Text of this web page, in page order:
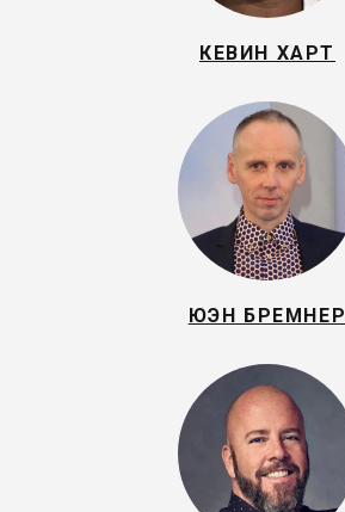
КЕВИН ХАРТ
ЮЭН БРЕМНЕР